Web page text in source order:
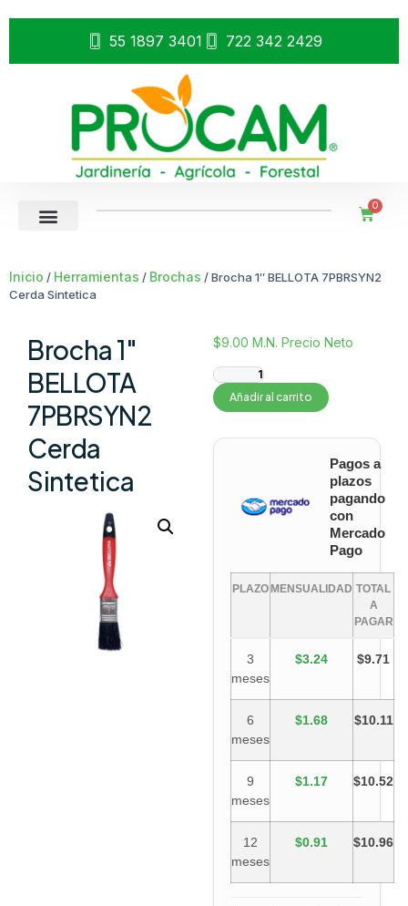
55 1897 3401 722 342 2429
0
Inicio / Herramientas / Brochas / Brocha 1″ BELLOTA 7PBRSYN2
Cerda Sintetica
Brocha 1″
BELLOTA
7PBRSYN2
Cerda
Sintetica
$9.00 M.N. Precio Neto
Añadir al carrito
Pagos a
plazos
pagando
con
Mercado
Pago
PLAZO MENSUALIDAD TOTAL
A
PAGAR
3
meses
$3.24 $9.71
6
meses
$1.68 $10.11
9
meses
$1.17 $10.52
12
meses
$0.91 $10.96